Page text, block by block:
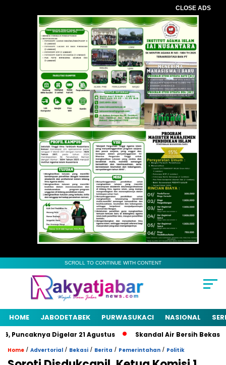
CLOSE ADS
SCROLL TO CONTINUE WITH CONTENT
HOME JABODETABEK PURWASUKACI NASIONAL
Puncaknya Digelar 21 Agustus Skandal Air Bersih Bekasi! 3
Home / Advertorial / Bekasi / Berita / Pemerintahan / Politik